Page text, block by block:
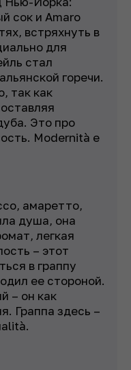
сок и Amaro
встряхнуть в
для
стал
горечи.
так как
Это про
Modernità e
амаретто,
душа, она
легкая
– этот
в граппу
ее стороной.
– он как
Граппа здесь –